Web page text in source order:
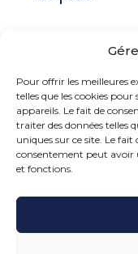
Pour offrir les meilleures
telles que les cookies
appareils. Le fait de
traiter des données telles
uniques sur ce site. Le
consentement peut avoir
et fonctions.
Aucun
15 rue de la
Voisins